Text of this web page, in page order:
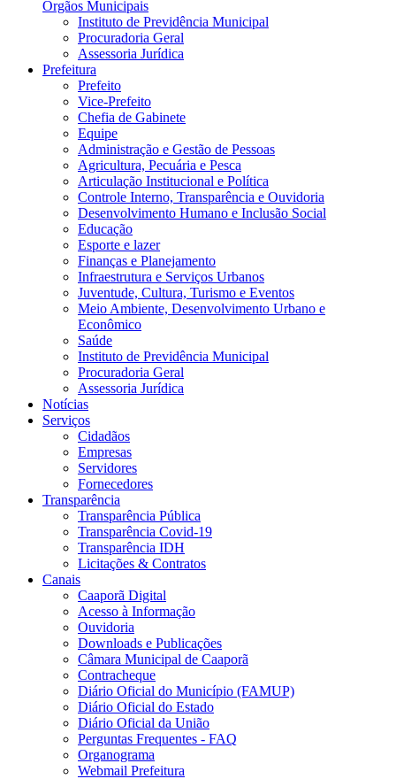
Órgãos Municipais
Instituto de Previdência Municipal
Procuradoria Geral
Assessoria Jurídica
Prefeitura
Prefeito
Vice-Prefeito
Chefia de Gabinete
Equipe
Administração e Gestão de Pessoas
Agricultura, Pecuária e Pesca
Articulação Institucional e Política
Controle Interno, Transparência e Ouvidoria
Desenvolvimento Humano e Inclusão Social
Educação
Esporte e lazer
Finanças e Planejamento
Infraestrutura e Serviços Urbanos
Juventude, Cultura, Turismo e Eventos
Meio Ambiente, Desenvolvimento Urbano e
Econômico
Saúde
Instituto de Previdência Municipal
Procuradoria Geral
Assessoria Jurídica
Notícias
Serviços
Cidadãos
Empresas
Servidores
Fornecedores
Transparência
Transparência Pública
Transparência Covid-19
Transparência IDH
Licitações & Contratos
Canais
Caaporã Digital
Acesso à Informação
Ouvidoria
Downloads e Publicações
Câmara Municipal de Caaporã
Contracheque
Diário Oficial do Município (FAMUP)
Diário Oficial do Estado
Diário Oficial da União
Perguntas Frequentes - FAQ
Organograma
Webmail Prefeitura